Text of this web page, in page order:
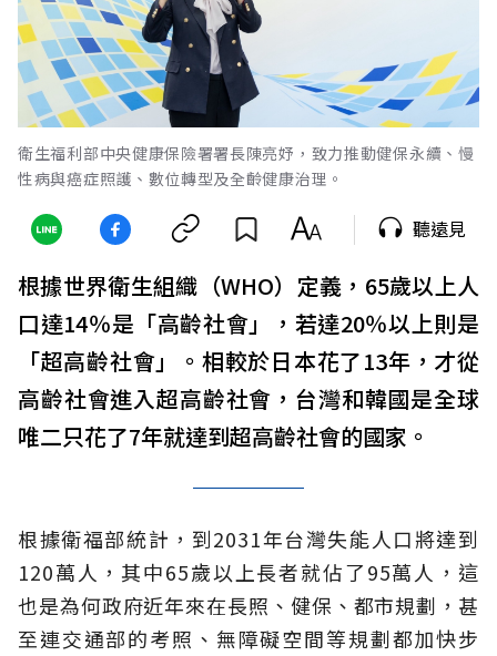
衛生福利部中央健康保險署署長陳亮妤，致力推動健保永續、慢
性病與癌症照護、數位轉型及全齡健康治理。
聽遠見
根據世界衛生組織（WHO）定義，65歲以上人
口達14％是「高齡社會」，若達20％以上則是
「超高齡社會」。相較於日本花了13年，才從
高齡社會進入超高齡社會，台灣和韓國是全球
唯二只花了7年就達到超高齡社會的國家。
根據衛福部統計，到2031年台灣失能人口將達到
120萬人，其中65歲以上長者就佔了95萬人，這
也是為何政府近年來在長照、健保、都市規劃，甚
至連交通部的考照、無障礙空間等規劃都加快步